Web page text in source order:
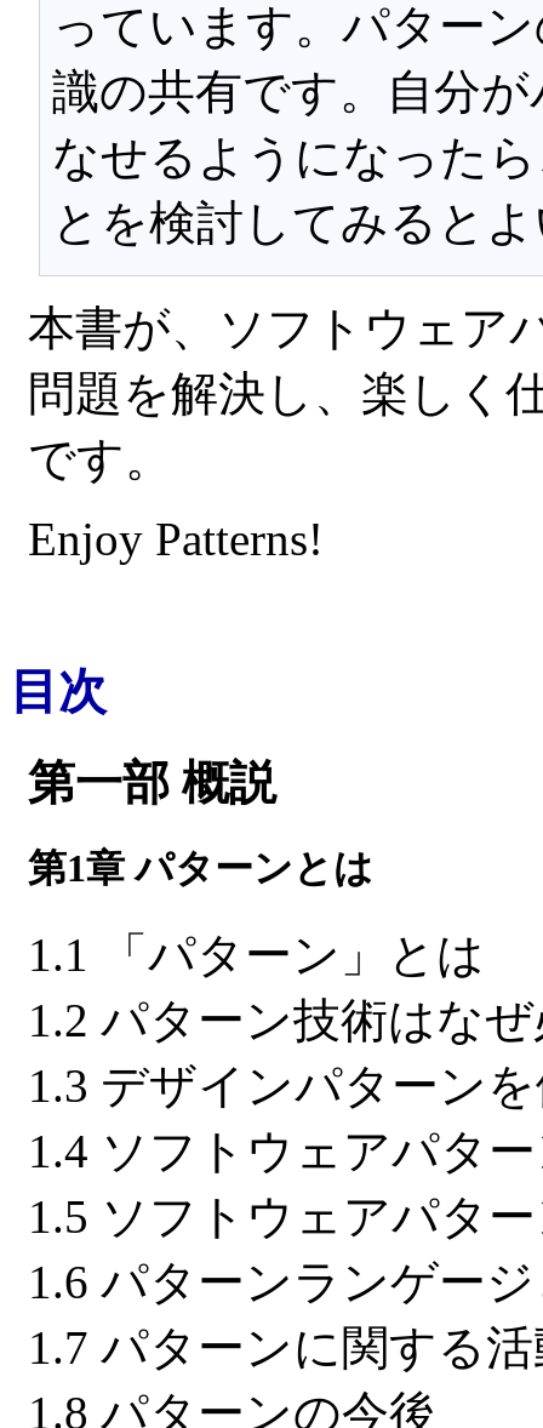
っています。パター
識の共有です。自分
なせるようになった
とを検討してみると
本書が、ソフトウェア
問題を解決し、楽しく
です。
Enjoy Patterns!
目次
第一部 概説
第1章 パターンとは
1.1 「パターン」とは
1.2 パターン技術はな
1.3 デザインパターン
1.4 ソフトウェアパタ
1.5 ソフトウェアパタ
1.6 パターンランゲー
1.7 パターンに関する
1.8 パターンの今後